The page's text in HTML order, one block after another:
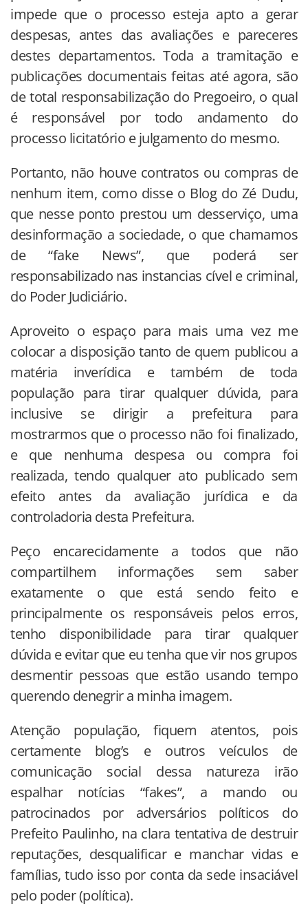
impede que o processo esteja apto a gerar
despesas, antes das avaliações e pareceres
destes departamentos. Toda a tramitação e
publicações documentais feitas até agora, são
de total responsabilização do Pregoeiro, o qual
é responsável por todo andamento do
processo licitatório e julgamento do mesmo.
Portanto, não houve contratos ou compras de
nenhum item, como disse o Blog do Zé Dudu,
que nesse ponto prestou um desserviço, uma
desinformação a sociedade, o que chamamos
de “fake News”, que poderá ser
responsabilizado nas instancias cível e criminal,
do Poder Judiciário.
Aproveito o espaço para mais uma vez me
colocar a disposição tanto de quem publicou a
matéria inverídica e também de toda
população para tirar qualquer dúvida, para
inclusive se dirigir a prefeitura para
mostrarmos que o processo não foi finalizado,
e que nenhuma despesa ou compra foi
realizada, tendo qualquer ato publicado sem
efeito antes da avaliação jurídica e da
controladoria desta Prefeitura.
Peço encarecidamente a todos que não
compartilhem informações sem saber
exatamente o que está sendo feito e
principalmente os responsáveis pelos erros,
tenho disponibilidade para tirar qualquer
dúvida e evitar que eu tenha que vir nos grupos
desmentir pessoas que estão usando tempo
querendo denegrir a minha imagem.
Atenção população, fiquem atentos, pois
certamente blog’s e outros veículos de
comunicação social dessa natureza irão
espalhar notícias “fakes”, a mando ou
patrocinados por adversários políticos do
Prefeito Paulinho, na clara tentativa de destruir
reputações, desqualificar e manchar vidas e
famílias, tudo isso por conta da sede insaciável
pelo poder (política).